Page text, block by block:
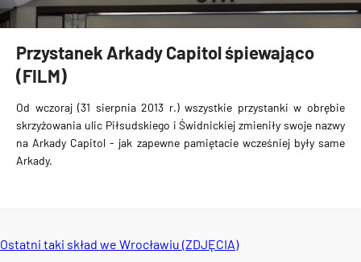
Przystanek Arkady Capitol śpiewająco
(FILM)
Od wczoraj (31 sierpnia 2013 r.)wszystkie przystanki w obrębie
skrzyżowania ulic Piłsudskiego i Świdnickiej zmieniły swoje nazwy
na Arkady Capitol - jak zapewne pamiętacie wcześniej były same
Arkady.
Ostatni taki skład we Wrocławiu (ZDJĘCIA)